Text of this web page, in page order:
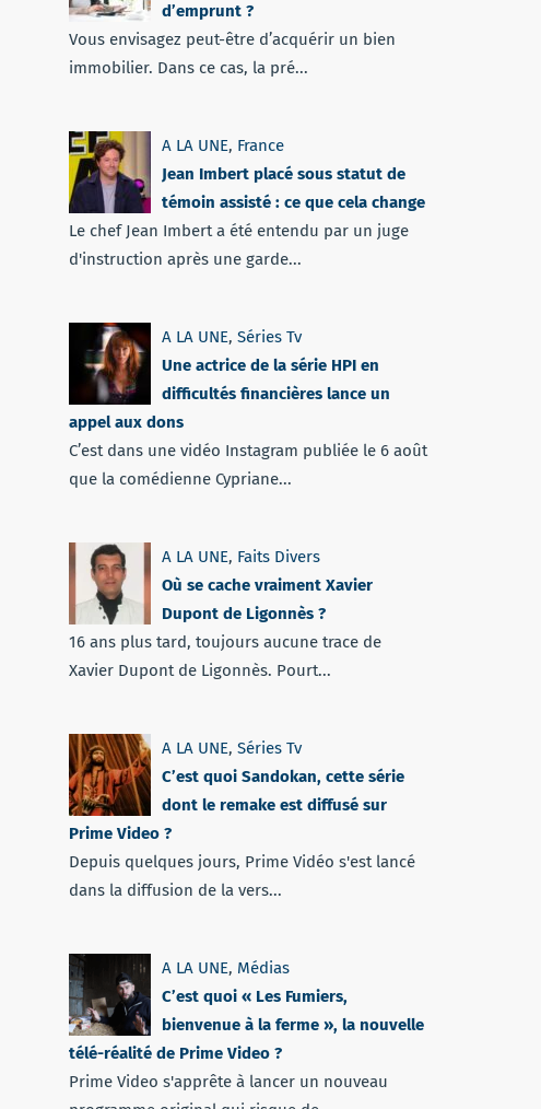
d’emprunt ?
Vous envisagez peut-être d’acquérir un bien
immobilier. Dans ce cas, la pré...
A LA UNE, France
Jean Imbert placé sous statut de
témoin assisté : ce que cela change
Le chef Jean Imbert a été entendu par un juge
d'instruction après une garde...
A LA UNE, Séries Tv
Une actrice de la série HPI en
difficultés financières lance un
appel aux dons
C’est dans une vidéo Instagram publiée le 6 août
que la comédienne Cypriane...
A LA UNE, Faits Divers
Où se cache vraiment Xavier
Dupont de Ligonnès ?
16 ans plus tard, toujours aucune trace de
Xavier Dupont de Ligonnès. Pourt...
A LA UNE, Séries Tv
C’est quoi Sandokan, cette série
dont le remake est diffusé sur
Prime Video ?
Depuis quelques jours, Prime Vidéo s'est lancé
dans la diffusion de la vers...
A LA UNE, Médias
C’est quoi « Les Fumiers,
bienvenue à la ferme », la nouvelle
télé-réalité de Prime Video ?
Prime Video s'apprête à lancer un nouveau